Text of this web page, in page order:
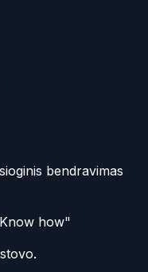
bendravimas
how"